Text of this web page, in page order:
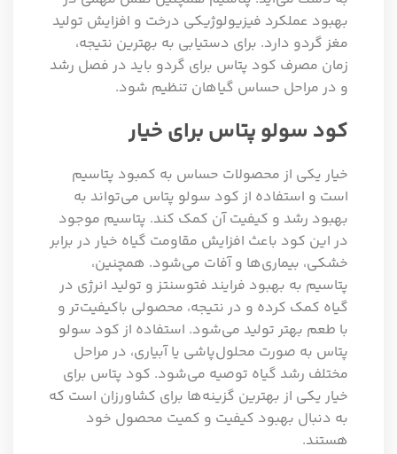
بهبود عملکرد فیزیولوژیکی درخت و افزایش تولید
مغز گردو دارد. برای دستیابی به بهترین نتیجه،
زمان مصرف کود پتاس برای گردو باید در فصل رشد
و در مراحل حساس گیاهان تنظیم شود.
کود سولو پتاس برای خیار
خیار یکی از محصولات حساس به کمبود پتاسیم
است و استفاده از کود سولو پتاس می‌تواند به
بهبود رشد و کیفیت آن کمک کند. پتاسیم موجود
در این کود باعث افزایش مقاومت گیاه خیار در برابر
خشکی، بیماری‌ها و آفات می‌شود. همچنین،
پتاسیم به بهبود فرایند فتوسنتز و تولید انرژی در
گیاه کمک کرده و در نتیجه، محصولی باکیفیت‌تر و
با طعم بهتر تولید می‌شود. استفاده از کود سولو
پتاس به صورت محلول‌پاشی یا آبیاری، در مراحل
مختلف رشد گیاه توصیه می‌شود. کود پتاس برای
خیار یکی از بهترین گزینه‌ها برای کشاورزان است که
به دنبال بهبود کیفیت و کمیت محصول خود
هستند.